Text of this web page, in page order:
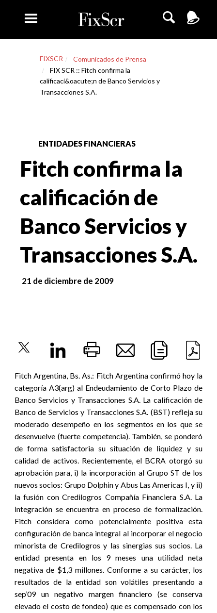
FIXSCR
Comunicados de Prensa
FIX SCR :: Fitch confirma la
calificaci&oacute;n de Banco Servicios y
Transacciones S.A.
ENTIDADES FINANCIERAS
Fitch confirma la
calificación de
Banco Servicios y
Transacciones S.A.
21 de diciembre de 2009
Fitch Argentina, Bs. As.: Fitch Argentina confirmó hoy la
categoría A3(arg) al Endeudamiento de Corto Plazo de
Banco Servicios y Transacciones S.A. La calificación de
Banco de Servicios y Transacciones S.A. (BST) refleja su
moderado desempeño en los segmentos en los que se
desenvuelve (fuerte competencia). También, se ponderó
de forma satisfactoria su situación de liquidez y su
calidad de activos. Recientemente, el BCRA otorgó su
aprobación para, i) la incorporación al Grupo ST de los
nuevos socios: Grupo Dolphin y Abus Las Americas I, y ii)
la fusión con Credilogros Compañía Financiera S.A. La
integración se encuentra en proceso de formalización.
Fitch considera como potencialmente positiva esta
configuración de banca integral al incorporar el negocio
minorista de Credilogros y las sinergias sus socios. La
entidad presenta en los 9 meses una utilidad neta
negativa de $1,3 millones. Conforme a su carácter, los
resultados de la entidad son volátiles presentando a
sep’09 un negativo margen financiero (se conserva
elevado el costo de fondeo) que es compensado con los